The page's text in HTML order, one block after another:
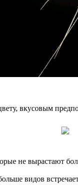
вкусовым
не вырастают
видов